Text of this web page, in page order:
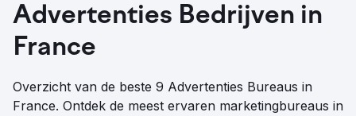
Advertenties Bedrijven in
France
Overzicht van de beste 9 Advertenties Bureaus in
France. Ontdek de meest ervaren marketingbureaus in